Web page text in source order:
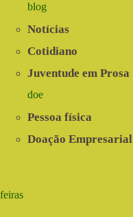
blog
Notícias
Cotidiano
Juventude em Prosa
doe
Pessoa física
Doação Empresarial
feiras